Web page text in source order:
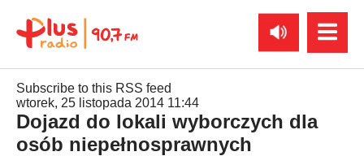
Subscribe to this RSS feed
wtorek, 25 listopada 2014 11:44
Dojazd do lokali wyborczych dla
osób niepełnosprawnych